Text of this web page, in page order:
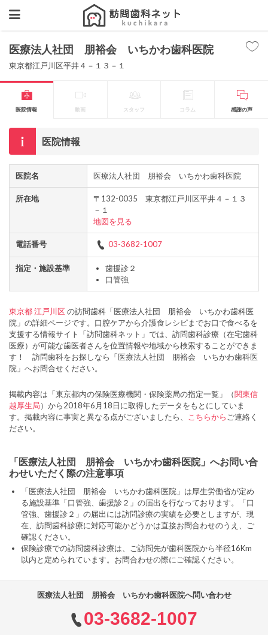
医療法人社団 朋裕会 いちかわ歯科医院
東京都江戸川区平井４－１３－１
医院情報 動画 スタッフ コラム 感謝の声
医院情報
医院名 医療法人社団 朋裕会 いちかわ歯科医院
所在地
〒132-0035 東京都江戸川区平井４－１３
－１
地図を見る
電話番号 03-3682-1007
指定・施設基準
歯援診２
口管強
東京都江戸川区の訪問歯科「医療法人社団 朋裕会 いちかわ歯科医
院」の詳細ページです。口腔ケアから介護食レシピまでお口で食べるを
支援する情報サイト「訪問歯科ネット」では、訪問歯科診療（在宅歯科
医療）が可能な歯医者さんを位置情報や地域から検索することができま
す！ 訪問歯科をお探しなら「医療法人社団 朋裕会 いちかわ歯科医
院」へお問合せください。
掲載内容は「東京都内の保険医療機関・保険薬局の指定一覧」（関東信
越厚生局）から2018年6月18日に取得したデータをもとにしていま
す。掲載内容に事実と異なる点がございましたら、
こちらから ご連絡く
ださい。
「医療法人社団 朋裕会 いちかわ歯科医院」へお問い合
わせいただく際の注意事項
「医療法人社団 朋裕会 いちかわ歯科医院」は厚生労働省が定め
る施設基準「口管強、歯援診２」の届出を行なっております。「口
管強、歯援診２」の届出には訪問診療の実績を必要としますが、現
在、訪問歯科診療に対応可能かどうかは直接お問合わせのうえ、ご
確認ください。
保険診療での訪問歯科診療は、ご訪問先が歯科医院から半径16Km
以内と定められています。お問合わせの際にご確認ください。
医療法人社団 朋裕会 いちかわ歯科医院へ問い合わせ
03-3682-1007